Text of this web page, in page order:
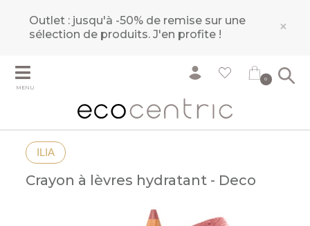
Outlet : jusqu'à -50% de remise sur une
sélection de produits.J'en profite ! ×
MENU
0
ILIA
Crayon à lèvres hydratant - Deco